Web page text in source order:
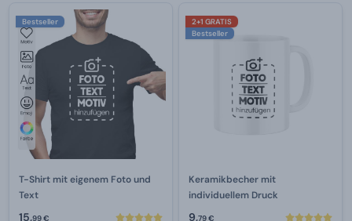
Bestseller
T-Shirt mit eigenem Foto und
Text
15,99 €
2+1 GRATIS
Bestseller
Keramikbecher mit
individuellem Druck
9,79 €